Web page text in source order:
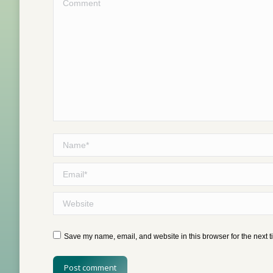
Name *
Email *
Website
Save my name, email, and website in this browser for the next
Post comment